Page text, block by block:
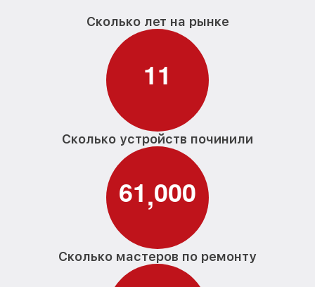
Сколько лет на рынке
11
Сколько устройств починили
61,000
Сколько мастеров по ремонту